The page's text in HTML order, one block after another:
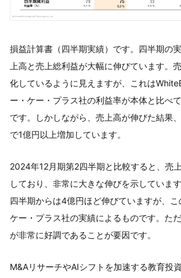
損益計算書（四半期実績）です。四半期の
上高と売上総利益が大幅に伸びています。
化しているように見えますが、これは
ー・ケー・プラス社の利益率が本体と比べ
です。しかしながら、売上高が伸びた結果
で1億円以上増加しています。
2024年12月期第2四半期と比較すると、売
しており、非常に大きな伸びを示していま
四半期からは4億円ほど伸びていますが、こ
ケー・プラス社の実績によるものです。た
が非常に好調であることが要因です。
M&AリサーチやAIシフトを加速する教育投